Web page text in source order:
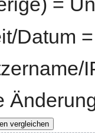
Datum